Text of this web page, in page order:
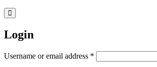
Login
Username or email address *